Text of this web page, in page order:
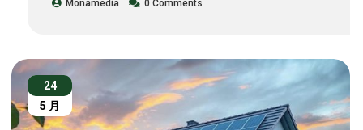
Monamedia 0 Comments
24
5 月